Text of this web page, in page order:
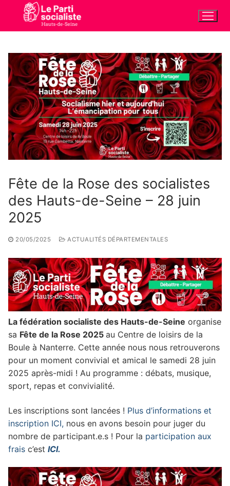
contenu
Fête de la Rose des socialistes
des Hauts-de-Seine – 28 juin
2025
20/05/2025 ACTUALITÉS DÉPARTEMENTALES
La fédération socialiste des Hauts-de-Seine organise
sa Fête de la Rose 2025 au Centre de loisirs de la
Boule à Nanterre. Cette année nous nous retrouverons
pour un moment convivial et amical le samedi 28 juin
2025 après-midi ! Au programme : débats, musique,
sport, repas et convivialité.
Les inscriptions sont lancées ! Plus d’informations et
inscription ICI, nous en avons besoin pour juger du
nombre de participant.e.s ! Pour la participation aux
frais c’est ICI.